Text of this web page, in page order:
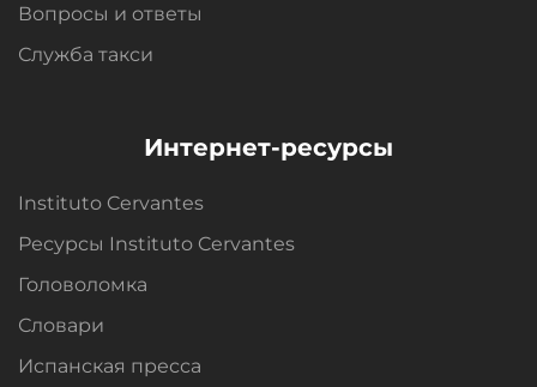
Вопросы и oтветы
Служба такси
Интернет-ресурсы
Instituto Cervantes
Ресурсы Instituto Cervantes
Головоломка
Словари
Испанская пресса